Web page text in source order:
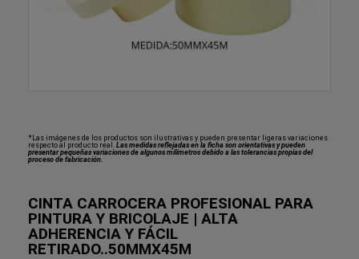
*Las imágenes de los productos son ilustrativas y pueden presentar ligeras variaciones
respecto al producto real. Las medidas reflejadas en la ficha son orientativas y pueden
presentar pequeñas variaciones de algunos milímetros debido a las tolerancias propias del
proceso de fabricación.
CINTA CARROCERA PROFESIONAL PARA
PINTURA Y BRICOLAJE | ALTA
ADHERENCIA Y FÁCIL
RETIRADO..50MMX45M